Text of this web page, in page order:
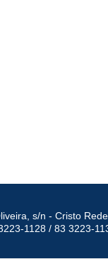
s/n - Cristo
1128 / 83 3223-